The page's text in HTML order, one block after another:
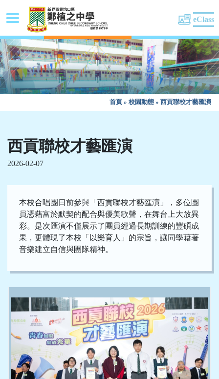
eClass
首頁 » 校園動態 » 西貢聯校才藝匯演
西貢聯校才藝匯演
2026-02-07
本校合唱團日前參與「西貢聯校才藝匯演」，多位團
員憑藉富於默契的配合與優美歌聲，在舞台上大放異
彩。是次匯演不僅展示了團員經過長期訓練的豐碩成
果，更體現了本校「以樂育人」的宗旨，讓同學藉著
音樂建立自信與團隊精神。